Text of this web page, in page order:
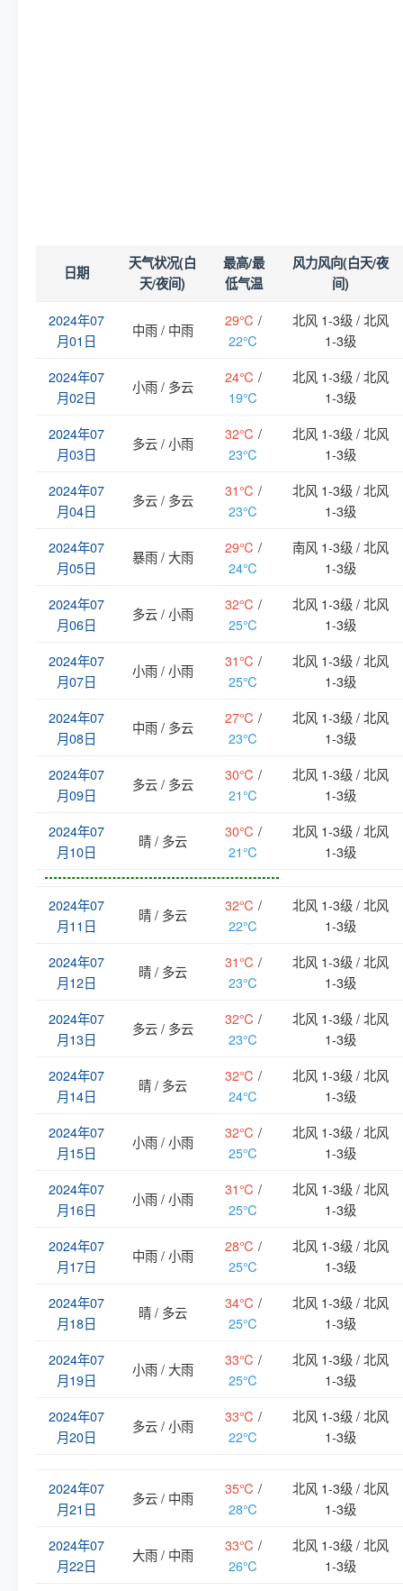
日期
天气状况(白
天/夜间)
最高/最
低气温
风力风向(白天/夜
间)
2024年07
月01日
中雨 / 中雨
29℃ /
22℃
北风 1-3级 / 北风
1-3级
2024年07
月02日
小雨 / 多云
24℃ /
19℃
北风 1-3级 / 北风
1-3级
2024年07
月03日
多云 / 小雨
32℃ /
23℃
北风 1-3级 / 北风
1-3级
2024年07
月04日
多云 / 多云
31℃ /
23℃
北风 1-3级 / 北风
1-3级
2024年07
月05日
暴雨 / 大雨
29℃ /
24℃
南风 1-3级 / 北风
1-3级
2024年07
月06日
多云 / 小雨
32℃ /
25℃
北风 1-3级 / 北风
1-3级
2024年07
月07日
小雨 / 小雨
31℃ /
25℃
北风 1-3级 / 北风
1-3级
2024年07
月08日
中雨 / 多云
27℃ /
23℃
北风 1-3级 / 北风
1-3级
2024年07
月09日
多云 / 多云
30℃ /
21℃
北风 1-3级 / 北风
1-3级
2024年07
月10日
晴 / 多云
30℃ /
21℃
北风 1-3级 / 北风
1-3级
2024年07
月11日
晴 / 多云
32℃ /
22℃
北风 1-3级 / 北风
1-3级
2024年07
月12日
晴 / 多云
31℃ /
23℃
北风 1-3级 / 北风
1-3级
2024年07
月13日
多云 / 多云
32℃ /
23℃
北风 1-3级 / 北风
1-3级
2024年07
月14日
晴 / 多云
32℃ /
24℃
北风 1-3级 / 北风
1-3级
2024年07
月15日
小雨 / 小雨
32℃ /
25℃
北风 1-3级 / 北风
1-3级
2024年07
月16日
小雨 / 小雨
31℃ /
25℃
北风 1-3级 / 北风
1-3级
2024年07
月17日
中雨 / 小雨
28℃ /
25℃
北风 1-3级 / 北风
1-3级
2024年07
月18日
晴 / 多云
34℃ /
25℃
北风 1-3级 / 北风
1-3级
2024年07
月19日
小雨 / 大雨
33℃ /
25℃
北风 1-3级 / 北风
1-3级
2024年07
月20日
多云 / 小雨
33℃ /
22℃
北风 1-3级 / 北风
1-3级
2024年07
月21日
多云 / 中雨
35℃ /
28℃
北风 1-3级 / 北风
1-3级
2024年07
月22日
大雨 / 中雨
33℃ /
26℃
北风 1-3级 / 北风
1-3级